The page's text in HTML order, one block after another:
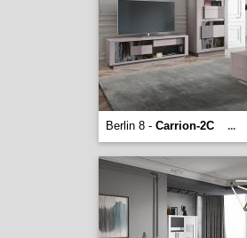
Berlin 8 - Carrion-2C ...